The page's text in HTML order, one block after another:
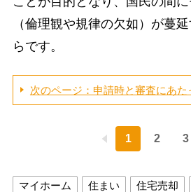
（倫理観や規律の欠如）が蔓
らです。
次のページ：申請時と審査にあた
1 2 3
マイホーム 住まい 住宅売却